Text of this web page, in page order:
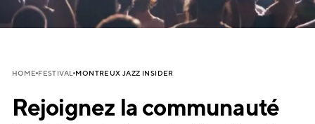
HOME FESTIVAL MONTREUX JAZZ INSIDER
Rejoignez la communauté